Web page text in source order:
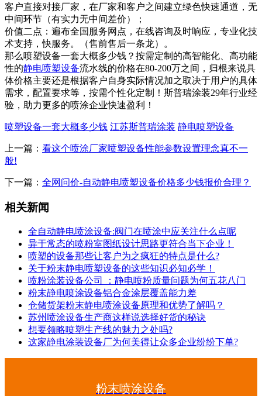
客户直接对接厂家，在厂家和客户之间建立绿色快速通道，无
中间环节（有实力无中间差价）；
价值二点：遍布全国服务网点，在线咨询及时响应，专业化技
术支持，快服务。（售前售后一条龙）。
那么喷塑设备一套大概多少钱？按需定制的高智能化、高功能
性的静电喷塑设备流水线的价格在80-200万之间，归根来说具
体价格主要还是根据客户自身实际情况加之取决于用户的具体
需求，配置要求等，按需个性化定制！斯普瑞涂装29年行业经
验，助力更多的喷涂企业快速盈利！
喷塑设备一套大概多少钱 江苏斯普瑞涂装 静电喷塑设备
上一篇： 看这个喷涂厂家喷塑设备性能参数设置理念真不一
般!
下一篇： 全网问价-自动静电喷塑设备价格多少钱报价合理？
相关新闻
全自动静电喷涂设备:阀门在喷涂中应关注什么点呢
异于常态的喷粉室图纸设计思路更符合当下企业！
喷塑的设备那些让客户为之疯狂的特点是什么?
关于粉末静电喷塑设备的这些知识必知必学！
喷粉涂装设备公司 ：静电喷粉质量问题为何五花八门
粉末静电喷涂设备铝合金涂层覆盖能力差
仓储货架粉末静电喷涂设备原理和优势了解吗？
苏州喷涂设备生产商这样说选择好货的秘诀
想要领略喷塑生产线的魅力之处吗?
这家静电涂装设备厂为何美得让众多企业纷纷下单?
粉末喷涂设备